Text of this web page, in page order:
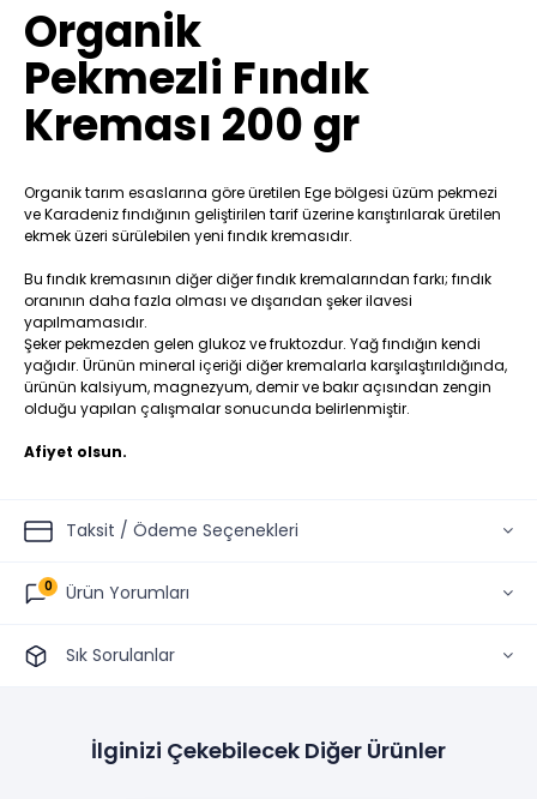
Organik
Pekmezli Fındık
Kreması 200 gr
Organik tarım esaslarına göre üretilen Ege bölgesi üzüm pekmezi
ve Karadeniz fındığının geliştirilen tarif üzerine karıştırılarak üretilen
ekmek üzeri sürülebilen yeni fındık kremasıdır.
Bu fındık kremasının diğer diğer fındık kremalarından farkı; fındık
oranının daha fazla olması ve dışarıdan şeker ilavesi
yapılmamasıdır.
Şeker pekmezden gelen glukoz ve fruktozdur. Yağ fındığın kendi
yağıdır. Ürünün mineral içeriği diğer kremalarla karşılaştırıldığında,
ürünün kalsiyum, magnezyum, demir ve bakır açısından zengin
olduğu yapılan çalışmalar sonucunda belirlenmiştir.
Afiyet olsun.
Taksit / Ödeme Seçenekleri
Ürün Yorumları
0
Sık Sorulanlar
İlginizi Çekebilecek Diğer Ürünler